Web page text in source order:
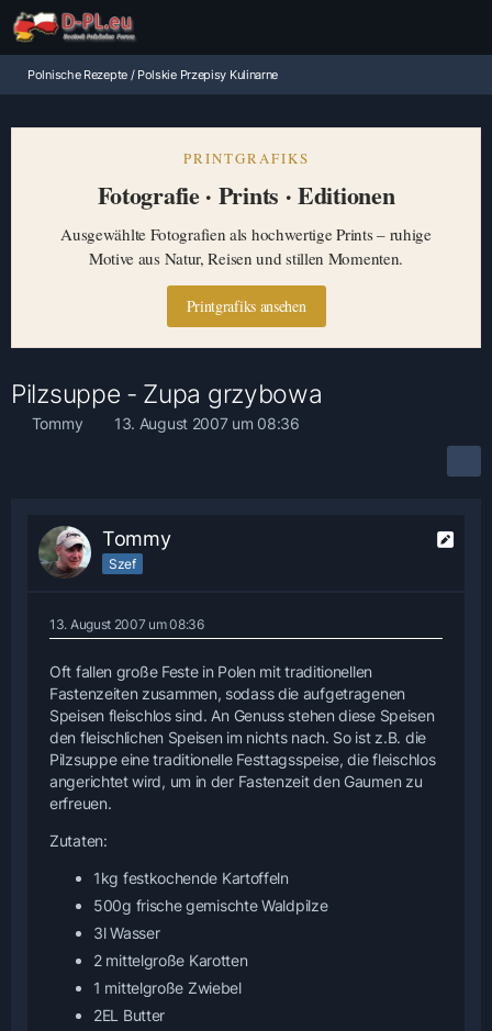
Polnische Rezepte / Polskie Przepisy Kulinarne
PRINTGRAFIKS
Fotografie · Prints · Editionen
Ausgewählte Fotografien als hochwertige Prints – ruhige
Motive aus Natur, Reisen und stillen Momenten.
Printgrafiks ansehen
Pilzsuppe - Zupa grzybowa
Tommy 13. August 2007 um 08:36
Tommy
Szef
13. August 2007 um 08:36
Oft fallen große Feste in Polen mit traditionellen
Fastenzeiten zusammen, sodass die aufgetragenen
Speisen fleischlos sind. An Genuss stehen diese Speisen
den fleischlichen Speisen im nichts nach. So ist z.B. die
Pilzsuppe eine traditionelle Festtagsspeise, die fleischlos
angerichtet wird, um in der Fastenzeit den Gaumen zu
erfreuen.
Zutaten:
1kg festkochende Kartoffeln
500g frische gemischte Waldpilze
3l Wasser
2 mittelgroße Karotten
1 mittelgroße Zwiebel
2EL Butter